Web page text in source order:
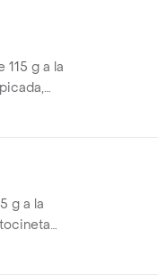
g a la
g a la